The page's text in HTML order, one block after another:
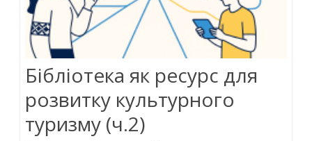
Бібліотека як ресурс для
розвитку культурного
туризму (ч.2)